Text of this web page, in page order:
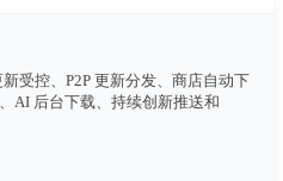
新受控、P2P 更新分发、商店自动下
AI 后台下载、持续创新推送和